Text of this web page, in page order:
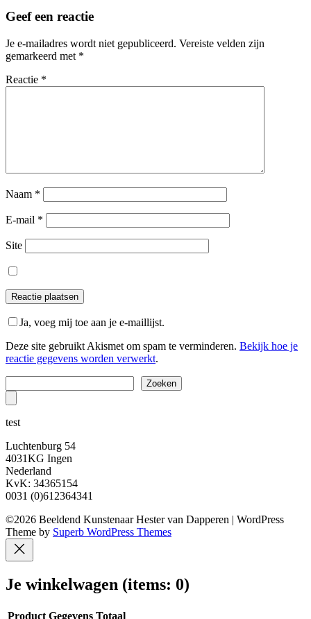
Geef een reactie
Je e-mailadres wordt niet gepubliceerd. Vereiste velden zijn
gemarkeerd met *
Reactie *
Naam *
E-mail *
Site
Ja, voeg mij toe aan je e-maillijst.
Deze site gebruikt Akismet om spam te verminderen. Bekijk hoe je
reactie gegevens worden verwerkt.
Zoeken
test
Luchtenburg 54
4031KG Ingen
Nederland
KvK: 34365154
0031 (0)612364341
©2026 Beeldend Kunstenaar Hester van Dapperen | WordPress
Theme by Superb WordPress Themes
Je winkelwagen (items: 0)
Product Gegevens Totaal